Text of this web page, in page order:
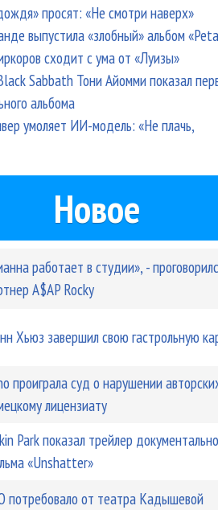
просят: «Не смотри наверх»
выпустила «злобный» альбом
сходит с ума от «Луизы»
Sabbath Тони Айомми показал
альбома
умоляет ИИ-модель: «Не плачь,
Новое
работает в студии», -
A$AP Rocky
Хьюз завершил свою гастрольную
проиграла суд о нарушении
лицензиату
Park показал трейлер
«Unshatter»
потребовало от театра Кадышевой